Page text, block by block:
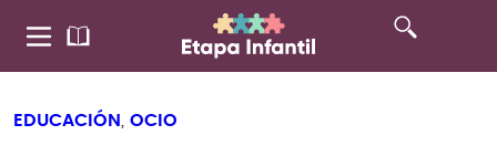
EDUCACIÓN OCIO